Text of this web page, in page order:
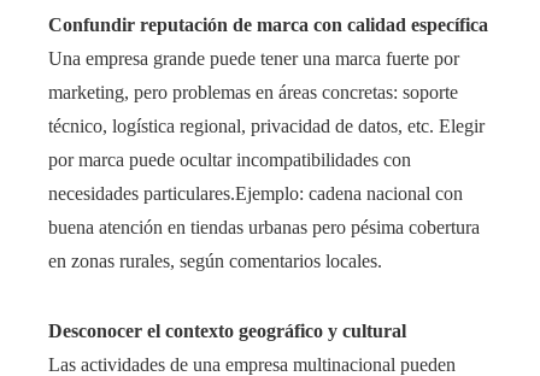
Confundir reputación de marca con calidad específica
Una empresa grande puede tener una marca fuerte por
marketing, pero problemas en áreas concretas: soporte
técnico, logística regional, privacidad de datos, etc. Elegir
por marca puede ocultar incompatibilidades con
necesidades particulares.Ejemplo: cadena nacional con
buena atención en tiendas urbanas pero pésima cobertura
en zonas rurales, según comentarios locales.
Desconocer el contexto geográfico y cultural
Las actividades de una empresa multinacional pueden